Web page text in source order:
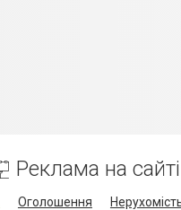
Реклама на сайті
Оголошення